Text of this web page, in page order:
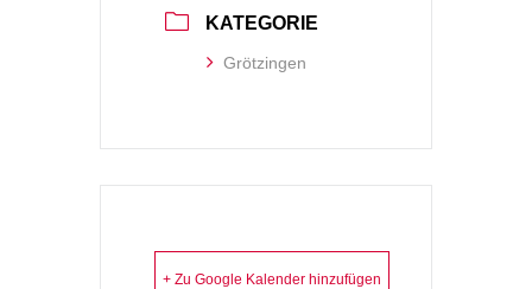
KATEGORIE
Grötzingen
+ Zu Google Kalender hinzufügen